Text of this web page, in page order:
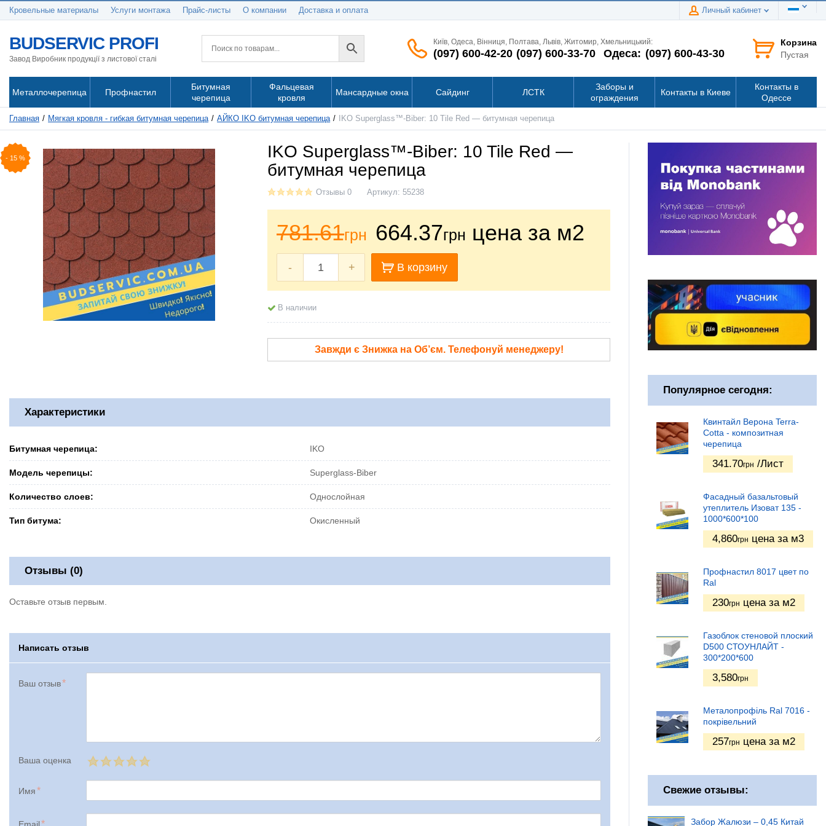
Кровельные материалы Услуги монтажа Прайс-листы О компании Доставка и оплата Личный кабинет
BUDSERVIC PROFI
Завод Виробник продукції з листової сталі
Київ, Одеса, Вінниця, Полтава, Львів, Житомир, Хмельницький:
(097) 600-42-20 (097) 600-33-70 Одеса: (097) 600-43-30
Корзина
Пустая
Металлочерепица Профнастил
Битумная
черепица
Фальцевая
кровля
Мансардные окна Сайдинг ЛСТК
Заборы и
ограждения
Контакты в Киеве
Контакты в
Одессе
Главная Мягкая кровля - гибкая битумная черепица АЙКО IKO битумная черепица IKO Superglass™-Biber: 10 Tile Red — битумная черепица
- 15 %
IKO Superglass™-Biber: 10 Tile Red —
битумная черепица
Отзывы 0 Артикул: 55238
781.61грн 664.37грн цена за м2
- + В корзину
В наличии
Завжди є Знижка на Об’єм. Телефонуй менеджеру!
Характеристики
Битумная черепица: IKO
Модель черепицы: Superglass-Biber
Количество слоев: Однослойная
Тип битума: Окисленный
Отзывы (0)
Оставьте отзыв первым.
Написать отзыв
Ваш отзыв
Ваша оценка
Имя
Email
Популярное сегодня:
Квинтайл Верона Terra-
Cotta - композитная
черепица
341.70грн /Лист
Фасадный базальтовый
утеплитель Изоват 135 -
1000*600*100
4,860грн цена за м3
Профнастил 8017 цвет по
Ral
230грн цена за м2
Газоблок стеновой плоский
D500 СТОУНЛАЙТ -
300*200*600
3,580грн
Металопрофіль Ral 7016 -
покрівельний
257грн цена за м2
Свежие отзывы:
Забор Жалюзи – 0,45 Китай